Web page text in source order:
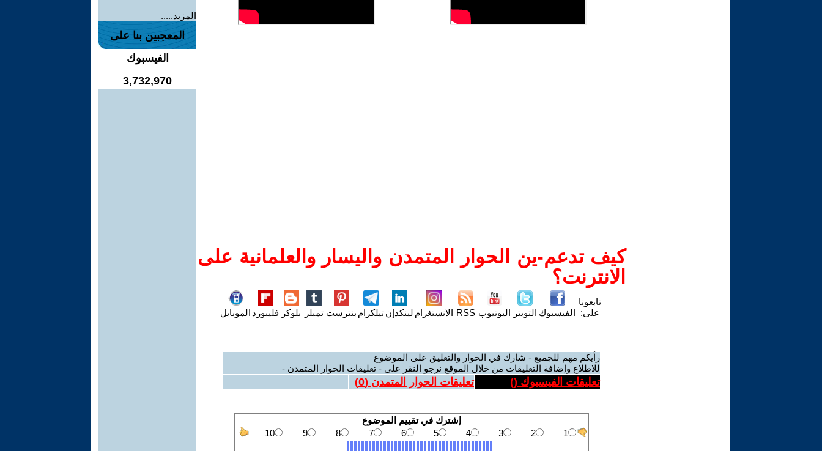
كيف تدعم-ين الحوار المتمدن واليسار والعلمانية على
الانترنت؟
تابعونا
على: الفيسبوك التويتر اليوتيوب RSS الانستغرام لينكدإنتيلكرام بنترست تمبلر بلوكر فليبورد الموبايل
رأيكم مهم للجميع - شارك في الحوار والتعليق على الموضوع
للاطلاع وإضافة التعليقات من خلال الموقع نرجو النقر على - تعليقات الحوار المتمدن -
تعليقات الفيسبوك () تعليقات الحوار المتمدن (0
)
المزيد.....
المعجبين بنا على
الفيسبوك
3,732,970